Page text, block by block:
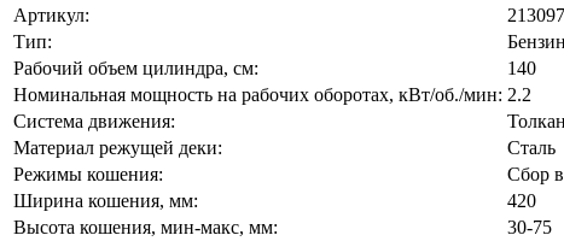
Артикул:
213097
Тип:
Рабочий объем цилиндра, см:
140
Номинальная мощность на рабочих оборотах, кВт/об./мин: 2.2
Система движения:
Материал режущей деки:
Сталь
Режимы кошения:
Cбор
Ширина кошения, мм:
420
Высота кошения, мин-макс, мм:
30-75